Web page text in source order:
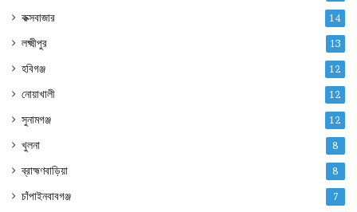
কক্সবাজার 14
লক্ষ্মীপুর 13
হবিগঞ্জ 12
নোয়াখালী 12
সুনামগঞ্জ 12
খুলনা 8
ব্রাহ্মণবাড়িয়া 8
চাঁপাইনবাবগঞ্জ 7